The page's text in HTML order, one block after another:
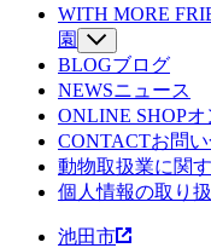
WITH MORE
園
SPECIES
WOMBAT
LEARNING
EVENTイ
WOMBAT
プ
BLOGブログ
NEWSニュース
ONLINE SHOPオ
CONTACTお問
動物取扱業に関
個人情報の取り
池田市